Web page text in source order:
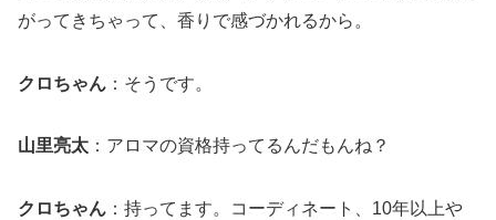
がってきちゃって、香りで感づかれるから。
クロちゃん ：そうです。
山里亮太 ：アロマの資格持ってるんだもんね？
クロちゃん ：持ってます。コーディネート、10年以上や